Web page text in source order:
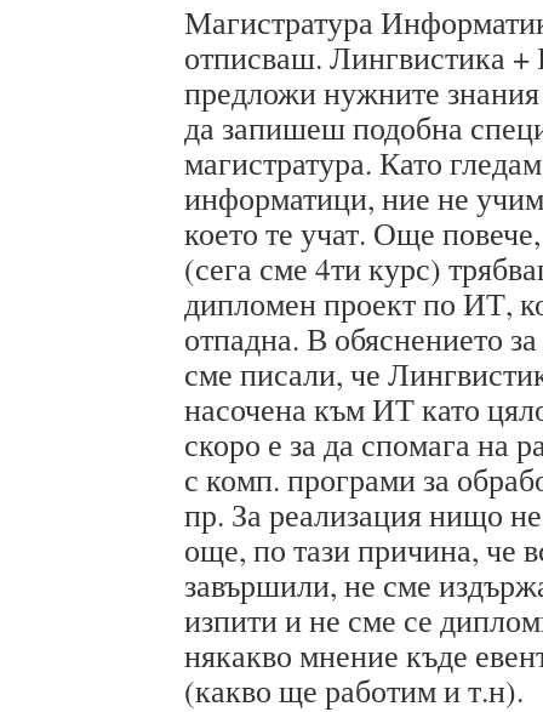
Магистратура
отписваш. Лингвистика
предложи нужните
да запишеш подобна
магистратура. Като
информатици, ние не
което те учат. Още
(сега сме 4ти курс)
дипломен проект по ИТ,
отпадна. В обяснението
сме писали, че
насочена към ИТ като
скоро е за да спомага на
с комп. програми за
пр. За реализация нищо
още, по тази причина, че
завършили, не сме
изпити и не сме се
някакво мнение къде
(какво ще работим и т.н).